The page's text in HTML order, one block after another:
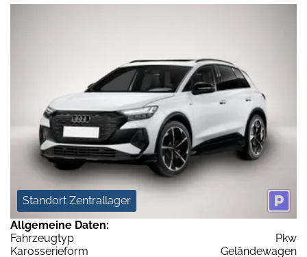
Standort Zentrallager
Allgemeine Daten:
Fahrzeugtyp
Pkw
Karosserieform
Geländewagen